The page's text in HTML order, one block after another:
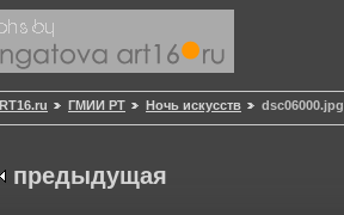
ГМИИ РТ Ночь искусств dsc06000.jpg
предыдущая